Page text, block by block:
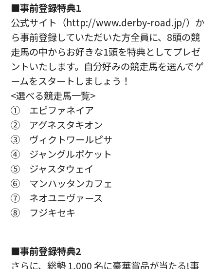
■事前登録特典1
公式サイト（http://www.derby-road.jp/）か
ら事前登録していただいた方全員に、8頭の競
走馬の中からお好きな1頭を特典としてプレゼ
ントいたします。自分好みの競走馬を選んでゲ
ームをスタートしましょう！
<選べる競走馬一覧>
① エピファネイア
② アグネスタキオン
③ ヴィクトワールピサ
④ ジャングルポケット
⑤ ジャスタウェイ
⑥ マンハッタンカフェ
⑦ ネオユニヴァース
⑧ フジキセキ
■事前登録特典2
さらに、総勢 1,000 名に豪華賞品が当たる!事